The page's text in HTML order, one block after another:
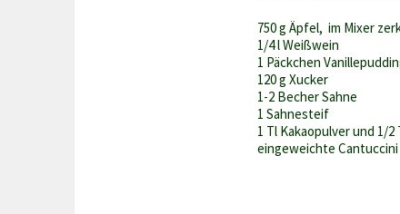
750 g Äpfel, im Mixer
1/4 l Weißwein
1 Päckchen
120 g Xucker
1-2 Becher Sahne
1 Sahnesteif
1 Tl Kakaopulver und 1/
eingeweichte